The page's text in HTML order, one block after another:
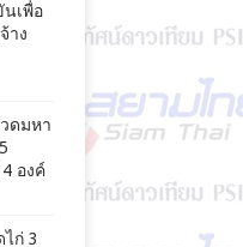
เพื่อ
าง
ดมหา
องค์
ก่ 3